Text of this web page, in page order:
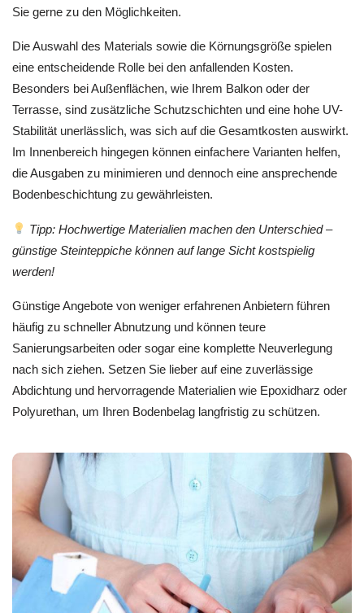
Sie gerne zu den Möglichkeiten.
Die Auswahl des Materials sowie die Körnungsgröße spielen
eine entscheidende Rolle bei den anfallenden Kosten.
Besonders bei Außenflächen, wie Ihrem Balkon oder der
Terrasse, sind zusätzliche Schutzschichten und eine hohe UV-
Stabilität unerlässlich, was sich auf die Gesamtkosten auswirkt.
Im Innenbereich hingegen können einfachere Varianten helfen,
die Ausgaben zu minimieren und dennoch eine ansprechende
Bodenbeschichtung zu gewährleisten.
Tipp: Hochwertige Materialien machen den Unterschied –
günstige Steinteppiche können auf lange Sicht kostspielig
werden!
Günstige Angebote von weniger erfahrenen Anbietern führen
häufig zu schneller Abnutzung und können teure
Sanierungsarbeiten oder sogar eine komplette Neuverlegung
nach sich ziehen. Setzen Sie lieber auf eine zuverlässige
Abdichtung und hervorragende Materialien wie Epoxidharz oder
Polyurethan, um Ihren Bodenbelag langfristig zu schützen.